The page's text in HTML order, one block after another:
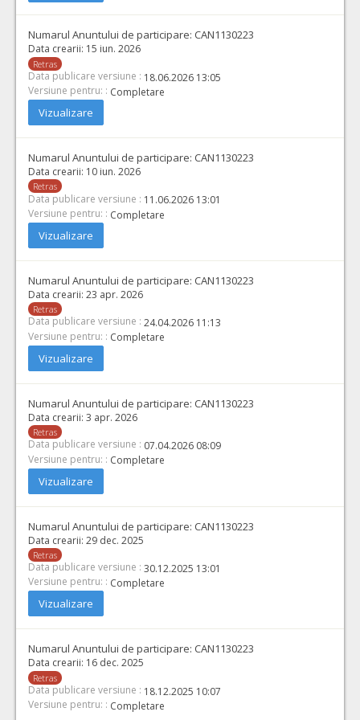
VALOAREA ESTIMATA FARA
TVA:
1.700,00 - 20.400,00 Leu
3. Cateter ghid cu flexibilitate mare
COD CPV: 33111710-1 Accesorii pentru angiografie (Rev.2)
VALOAREA ESTIMATA FARA
TVA:
925,00 - 3.700,00 Leu
6. Teci cateter pentru uz neurovascular
COD CPV: 33111710-1 Accesorii pentru angiografie (Rev.2)
VALOAREA ESTIMATA FARA
TVA:
1.900,00 - 7.600,00 Leu
7. Dispozitiv de trombaspiratie vase intracraniene distale
COD CPV: 33111710-1 Accesorii pentru angiografie (Rev.2)
VALOAREA ESTIMATA FARA
TVA:
5.600,00 - 22.400,00 Leu
10. Teaca lunga suport distal
VALOAREA ESTIMATA FARA
TVA:
5.250,00 - 52.500,00 Leu
12. Cateter ghidare impletit
VALOAREA ESTIMATA FARA
TVA:
2.090,00 - 20.900,00 Leu
30. Catetere ghid dublu lumen cu balon la capătul distal
Numarul Anuntului de participare: CAN1130223
Data crearii: 15 iun. 2026
Retras
Data publicare versiune : 18.06.2026 13:05
Versiune pentru: : Completare
Vizualizare
Numarul Anuntului de participare: CAN1130223
Data crearii: 10 iun. 2026
Retras
Data publicare versiune : 11.06.2026 13:01
Versiune pentru: : Completare
Vizualizare
Numarul Anuntului de participare: CAN1130223
Data crearii: 23 apr. 2026
Retras
Data publicare versiune : 24.04.2026 11:13
Versiune pentru: : Completare
Vizualizare
Numarul Anuntului de participare: CAN1130223
Data crearii: 3 apr. 2026
Retras
Data publicare versiune : 07.04.2026 08:09
Versiune pentru: : Completare
Vizualizare
Numarul Anuntului de participare: CAN1130223
Data crearii: 29 dec. 2025
Retras
Data publicare versiune : 30.12.2025 13:01
Versiune pentru: : Completare
Vizualizare
Numarul Anuntului de participare: CAN1130223
Data crearii: 16 dec. 2025
Retras
Data publicare versiune : 18.12.2025 10:07
Versiune pentru: : Completare